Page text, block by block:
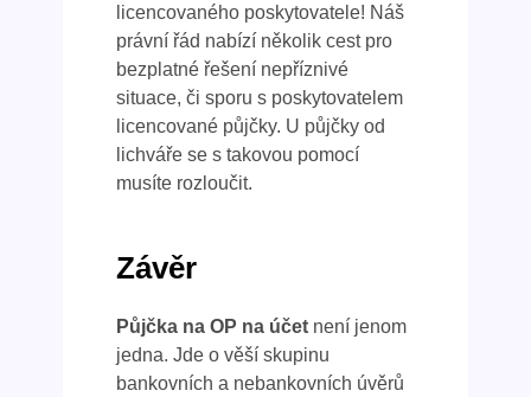
licencovaného poskytovatele! Náš
právní řád nabízí několik cest pro
bezplatné řešení nepříznivé
situace, či sporu s poskytovatelem
licencované půjčky. U půjčky od
lichváře se s takovou pomocí
musíte rozloučit.
Závěr
Půjčka na OP na účet není jenom
jedna. Jde o věší skupinu
bankovních a nebankovních úvěrů